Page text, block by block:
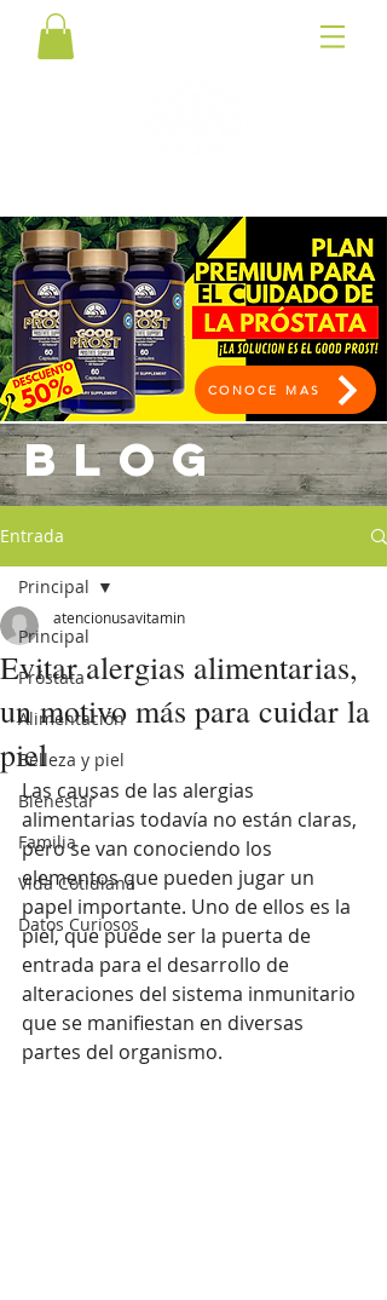
CONOCE MAS
BLOG
Entrada
Principal
Próstata
Alimentación
Belleza y piel
Bienestar
Familia
Vida Cotidiana
Datos Curiosos
Principal
Evitar alergias alimentarias,
un motivo más para cuidar la
piel
atencionusavitamin
Las causas de las alergias
alimentarias todavía no están claras,
pero se van conociendo los
elementos que pueden jugar un
papel importante. Uno de ellos es la
piel, que puede ser la puerta de
entrada para el desarrollo de
alteraciones del sistema inmunitario
que se manifiestan en diversas
partes del organismo.